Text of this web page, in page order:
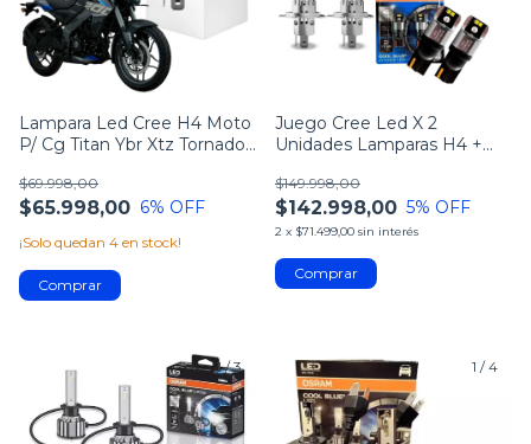
Lampara Led Cree H4 Moto
P/ Cg Titan Ybr Xtz Tornado
$65.998,00
$69.998,00
6% OFF
¡Solo quedan 4 en stock!
Juego Cree Led X 2
Unidades Lamparas H4 +
$142.998,00
$149.998,00
5% OFF
2 x $71.499,00 sin interés
1/3 1 /4